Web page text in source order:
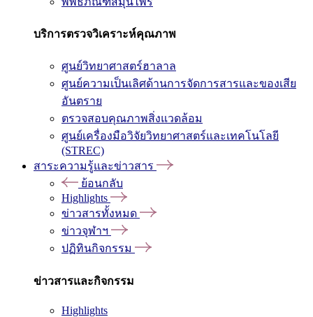
บริการตรวจวิเคราะห์คุณภาพ
ศูนย์วิทยาศาสตร์ฮาลาล
ศูนย์ความเป็นเลิศด้านการจัดการสารและของเสีย
อันตราย
ตรวจสอบคุณภาพสิ่งแวดล้อม
ศูนย์เครื่องมือวิจัยวิทยาศาสตร์และเทคโนโลยี
(STREC)
สาระความรู้และข่าวสาร
ย้อนกลับ
Highlights
ข่าวสารทั้งหมด
ข่าวจุฬาฯ
ปฏิทินกิจกรรม
ข่าวสารและกิจกรรม
Highlights